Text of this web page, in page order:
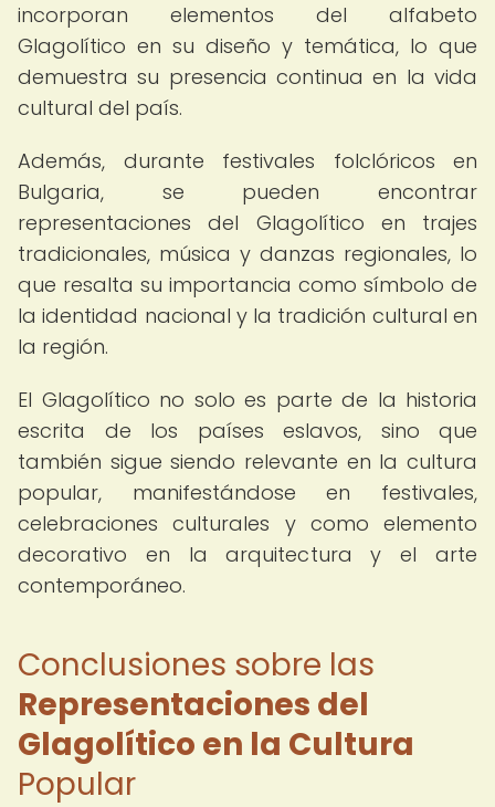
incorporan elementos del alfabeto
Glagolítico en su diseño y temática, lo que
demuestra su presencia continua en la vida
cultural del país.
Además, durante festivales folclóricos en
Bulgaria, se pueden encontrar
representaciones del Glagolítico en trajes
tradicionales, música y danzas regionales, lo
que resalta su importancia como símbolo de
la identidad nacional y la tradición cultural en
la región.
El Glagolítico no solo es parte de la historia
escrita de los países eslavos, sino que
también sigue siendo relevante en la cultura
popular, manifestándose en festivales,
celebraciones culturales y como elemento
decorativo en la arquitectura y el arte
contemporáneo.
Conclusiones sobre las
Representaciones del
Glagolítico en la Cultura
Popular